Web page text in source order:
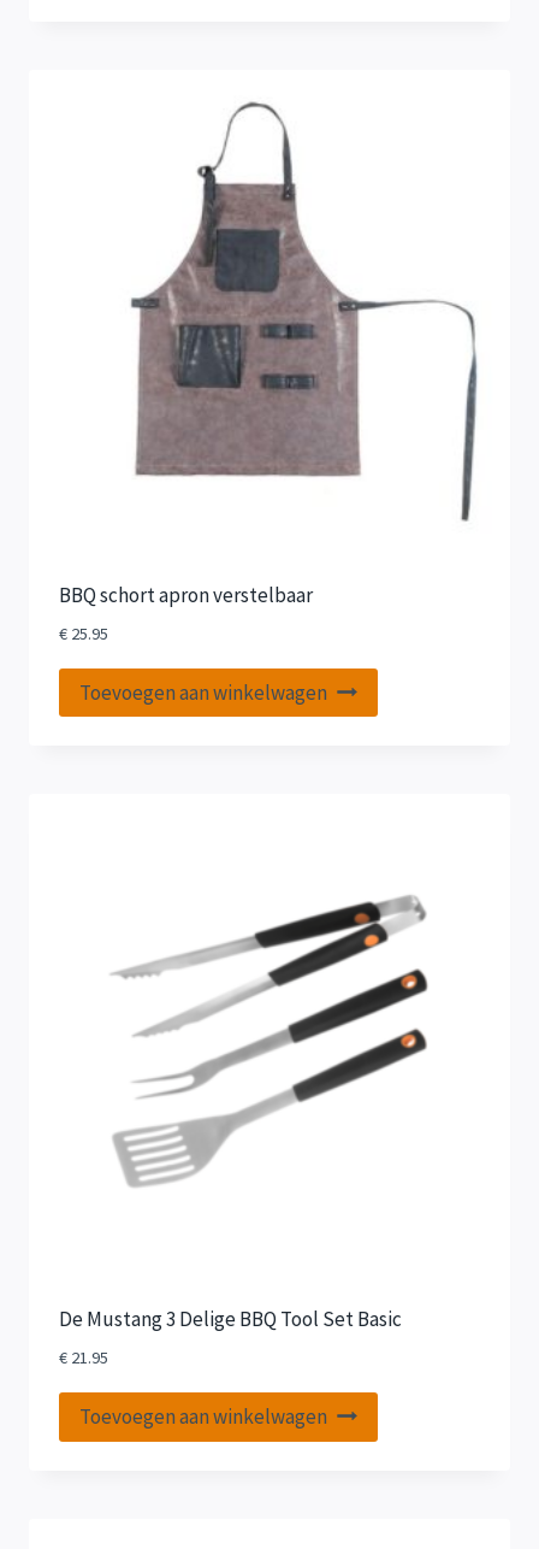
BBQ schort apron verstelbaar
€25.95
Toevoegen aan winkelwagen
De Mustang 3 Delige BBQ Tool Set Basic
€21.95
Toevoegen aan winkelwagen